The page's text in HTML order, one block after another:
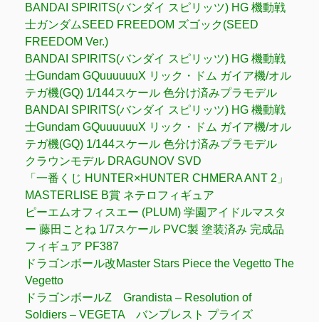
BANDAI SPIRITS(バンダイ スピリッツ) HG 機動戦
士ガンダムSEED FREEDOM ズゴック(SEED
FREEDOM Ver.)
BANDAI SPIRITS(バンダイ スピリッツ) HG 機動戦
士Gundam GQuuuuuuX リック・ドム ガイア機/オル
テガ機(GQ) 1/144スケール 色分け済みプラモデル
BANDAI SPIRITS(バンダイ スピリッツ) HG 機動戦
士Gundam GQuuuuuuX リック・ドム ガイア機/オル
テガ機(GQ) 1/144スケール 色分け済みプラモデル
クラウンモデル DRAGUNOV SVD
「一番くじ HUNTER×HUNTER CHMERA ANT 2」
MASTERLISE B賞 ネテロフィギュア
ピーエムオフィスエー (PLUM) 学園アイドルマスタ
ー 藤田ことね 1/7スケール PVC製 塗装済み 完成品
フィギュア PF387
ドラゴンボール改Master Stars Piece the Vegetto The
Vegetto
ドラゴンボールZ Grandista – Resolution of
Soldiers – VEGETA バンプレスト プライズ